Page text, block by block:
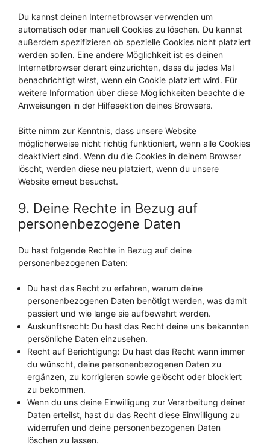
Du kannst deinen Internetbrowser verwenden um
automatisch oder manuell Cookies zu löschen. Du kannst
außerdem spezifizieren ob spezielle Cookies nicht platziert
werden sollen. Eine andere Möglichkeit ist es deinen
Internetbrowser derart einzurichten, dass du jedes Mal
benachrichtigt wirst, wenn ein Cookie platziert wird. Für
weitere Information über diese Möglichkeiten beachte die
Anweisungen in der Hilfesektion deines Browsers.
Bitte nimm zur Kenntnis, dass unsere Website
möglicherweise nicht richtig funktioniert, wenn alle Cookies
deaktiviert sind. Wenn du die Cookies in deinem Browser
löscht, werden diese neu platziert, wenn du unsere
Website erneut besuchst.
9. Deine Rechte in Bezug auf
personenbezogene Daten
Du hast folgende Rechte in Bezug auf deine
personenbezogenen Daten:
Du hast das Recht zu erfahren, warum deine
personenbezogenen Daten benötigt werden, was damit
passiert und wie lange sie aufbewahrt werden.
Auskunftsrecht: Du hast das Recht deine uns bekannten
persönliche Daten einzusehen.
Recht auf Berichtigung: Du hast das Recht wann immer
du wünscht, deine personenbezogenen Daten zu
ergänzen, zu korrigieren sowie gelöscht oder blockiert
zu bekommen.
Wenn du uns deine Einwilligung zur Verarbeitung deiner
Daten erteilst, hast du das Recht diese Einwilligung zu
widerrufen und deine personenbezogenen Daten
löschen zu lassen.